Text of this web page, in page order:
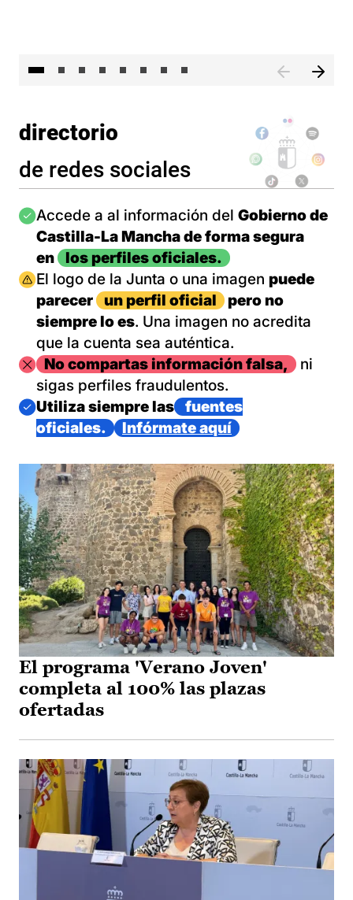
directorio
de redes sociales
Imagen
Accede a al información del Gobierno de
Castilla-La Mancha de forma segura
en
los perfiles oficiales.
Imagen
El logo de la Junta o una imagen puede
parecer
un perfil oficial
pero no
siempre lo es. Una imagen no acredita
que la cuenta sea auténtica.
ImagenNo compartas información falsa,
ni
sigas perfiles fraudulentos.
Imagen
Utiliza siempre las
fuentes
oficiales.
Infórmate aquí
El programa 'Verano Joven'
completa al 100% las plazas
ofertadas